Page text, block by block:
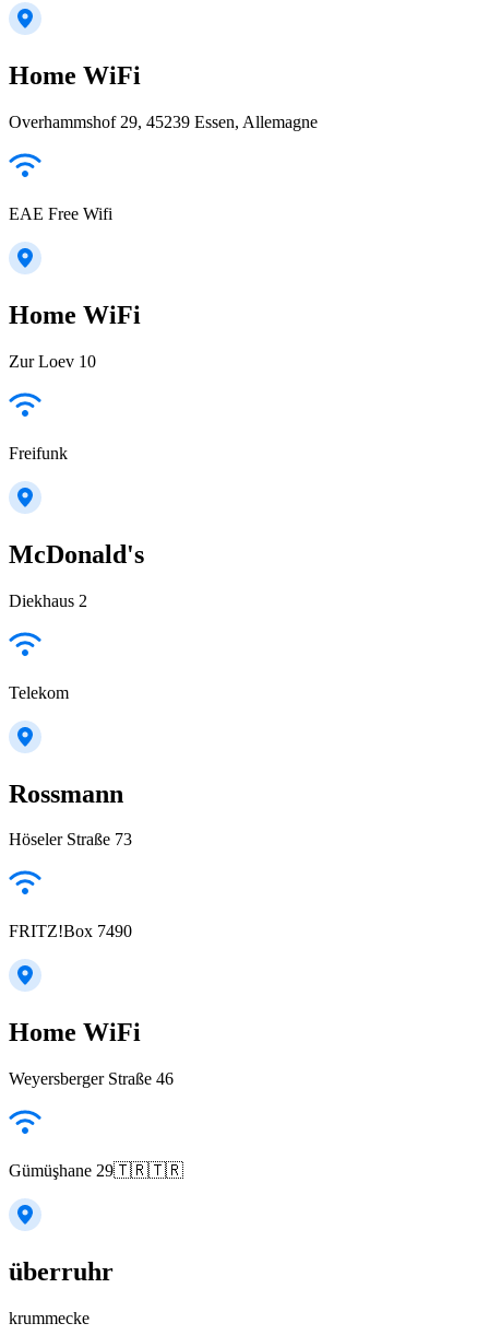
Home WiFi
Overhammshof 29, 45239 Essen, Allemagne
EAE Free Wifi
Home WiFi
Zur Loev 10
Freifunk
McDonald's
Diekhaus 2
Telekom
Rossmann
Höseler Straße 73
FRITZ!Box 7490
Home WiFi
Weyersberger Straße 46
Gümüşhane 29🇹🇷🇹🇷
überruhr
krummecke